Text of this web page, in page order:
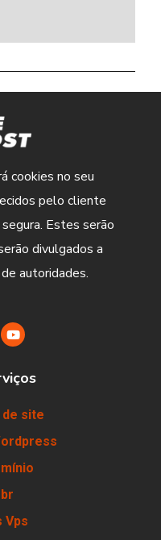
cookies no seu
pelo cliente
Estes serão
divulgados a
autoridades.
de site
Vps